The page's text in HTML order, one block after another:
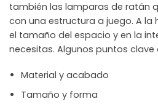
también las lamparas de ratán
con una estructura a juego. A la
el tamaño del espacio y en la
necesitas. Algunos puntos clave
Material y acabado
Tamaño y forma